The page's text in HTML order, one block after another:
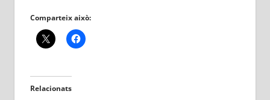
Comparteix això:
Relacionats